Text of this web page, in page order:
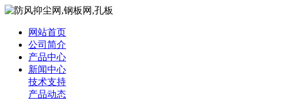
网站首页
公司简介
产品中心
新闻中心
技术支持
产品动态